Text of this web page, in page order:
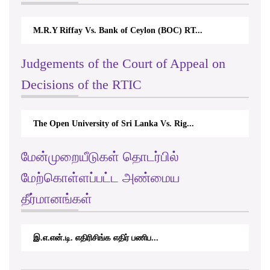
M.R.Y Riffay Vs. Bank of Ceylon (BOC) RT...
Judgements of the Court of Appeal on
Decisions of the RTIC
The Open University of Sri Lanka Vs. Rig...
மேன்முறையீடுகள் தொடர்பில்
மேற்கொள்ளப்பட்ட அண்மைய
தீர்மானங்கள்
இ.எ.என்.டி. எதிரிசிங்க எதிர் பணிப...